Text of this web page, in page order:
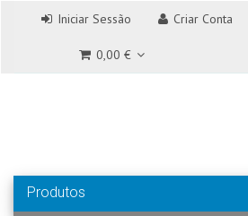
Iniciar Sessão Criar Conta
0,00 €
Produtos